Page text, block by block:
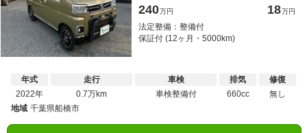
240万円 18万円
法定整備：整備付
保証付 (12ヶ月・5000km)
年式
2022年
走行
0.7万km
車検
車検整備付
排気
660cc
修復
無し
地域 千葉県船橋市